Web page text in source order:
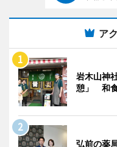
ア
岩木山神
憩」 和
弘前の薬